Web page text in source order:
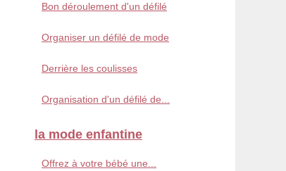
Bon déroulement d'un défilé
Organiser un défilé de mode
Derrière les coulisses
Organisation d'un défilé de...
la mode enfantine
Offrez à votre bébé une...